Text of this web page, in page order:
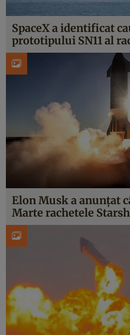
SpaceX a identificat
prototipului SN11 al
Elon Musk a anunțat
Marte rachetele